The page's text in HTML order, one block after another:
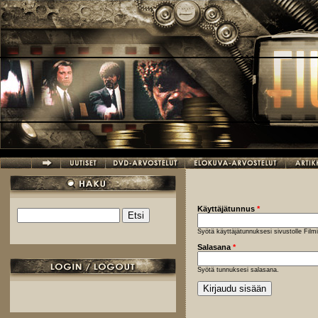
Hyppää pääsisältöön
Hakulomake
Käyttäjätunnus *
Syötä käyttäjätunnuksesi sivustolle
Salasana *
Syötä tunnuksesi salasana.